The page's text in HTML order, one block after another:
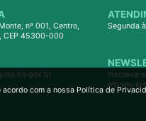
nº 001, Centro,
CEP 45300-000
Segunda
Inscreva-
em seu e-
com a nossa Política de